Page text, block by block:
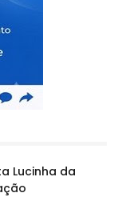
Lucinha da